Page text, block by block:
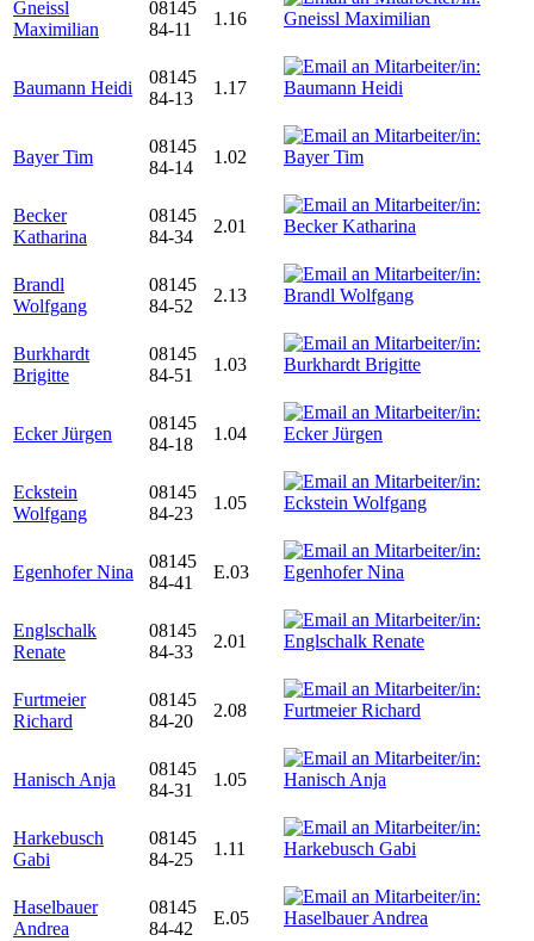
Gneissl
Maximilian
08145
84-11
1.16
Baumann Heidi
08145
84-13
1.17
Bayer Tim
08145
84-14
1.02
Becker
Katharina
08145
84-34
2.01
Brandl
Wolfgang
08145
84-52
2.13
Burkhardt
Brigitte
08145
84-51
1.03
Ecker Jürgen
08145
84-18
1.04
Eckstein
Wolfgang
08145
84-23
1.05
Egenhofer Nina
08145
84-41
E.03
Englschalk
Renate
08145
84-33
2.01
Furtmeier
Richard
08145
84-20
2.08
Hanisch Anja
08145
84-31
1.05
Harkebusch
Gabi
08145
84-25
1.11
Haselbauer
Andrea
08145
84-42
E.05